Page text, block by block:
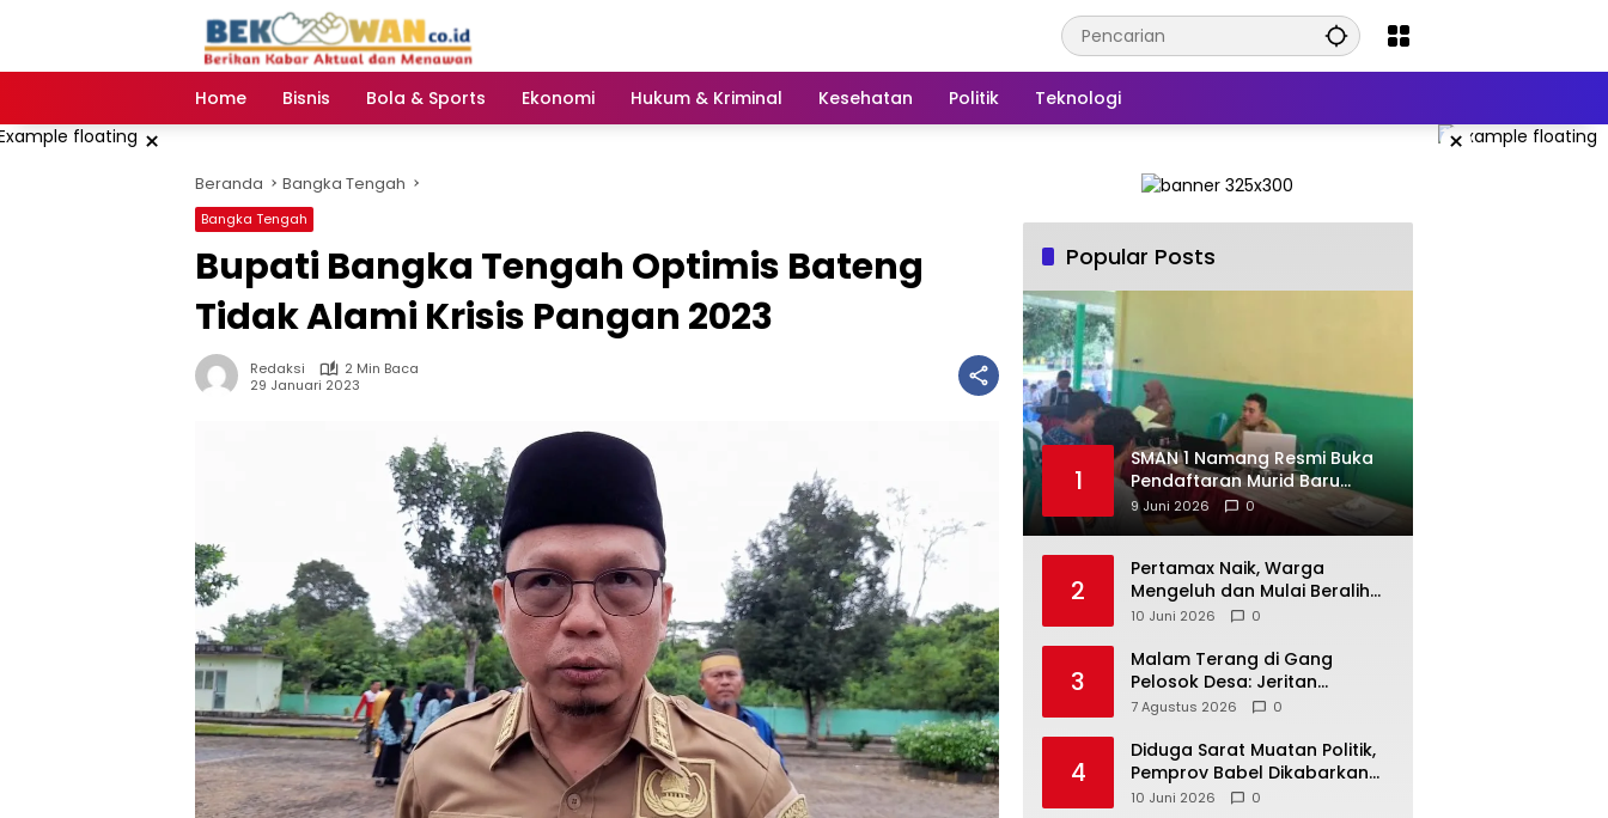
Home
Bisnis Bola & Sports Ekonomi Hukum & Kriminal Kesehatan Politik Teknologi
× ×
Beranda Bangka Tengah
Bangka Tengah
Bupati Bangka Tengah Optimis Bateng
Tidak Alami Krisis Pangan 2023
Redaksi
2 Min Baca
29 Januari 2023
Popular Posts
1
SMAN 1 Namang Resmi Buka
Pendaftaran Murid Baru
2026/2027
9 Juni 2026 0
2
‎Pertamax Naik, Warga
Mengeluh dan Mulai Beralih
ke Pertalite Meski Harus Antre
10 Juni 2026 0
3
Malam Terang di Gang
Pelosok Desa: Jeritan
Harapan Ketua APDESI
Babel
7 Agustus 2026 0
4
‎Diduga Sarat Muatan Politik,
Pemprov Babel Dikabarkan
Lakukan Rotasi Besar-
10 Juni 2026 0